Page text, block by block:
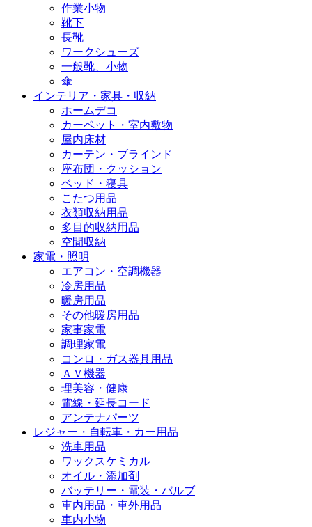
作業小物
靴下
長靴
ワークシューズ
一般靴、小物
傘
インテリア・家具・収納
ホームデコ
カーペット・室内敷物
屋内床材
カーテン・ブラインド
座布団・クッション
ベッド・寝具
こたつ用品
衣類収納用品
多目的収納用品
空間収納
家電・照明
エアコン・空調機器
冷房用品
暖房用品
その他暖房用品
家事家電
調理家電
コンロ・ガス器具用品
ＡＶ機器
理美容・健康
電線・延長コード
アンテナパーツ
レジャー・自転車・カー用品
洗車用品
ワックスケミカル
オイル・添加剤
バッテリー・電装・バルブ
車内用品・車外用品
車内小物